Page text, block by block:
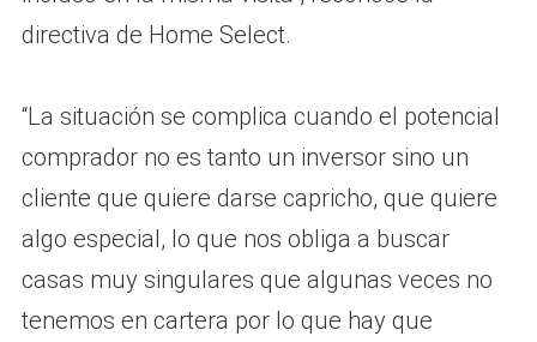
directiva de Home Select.
“La situación se complica cuando el potencial
comprador no es tanto un inversor sino un
cliente que quiere darse capricho, que quiere
algo especial, lo que nos obliga a buscar
casas muy singulares que algunas veces no
tenemos en cartera por lo que hay que